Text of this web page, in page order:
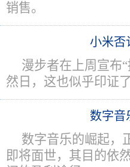
销售。
小米否
漫步者在上周宣布
然日，这也似乎印证
数字音
数字音乐的崛起，
即将面世，其目的依